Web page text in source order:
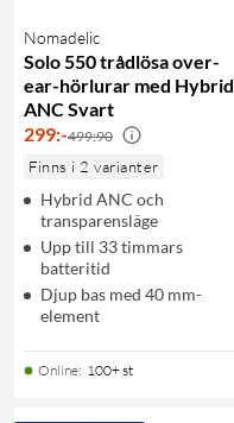
Nomadelic
Solo 550 trådlösa over-
ear-hörlurar med Hybrid
ANC Svart
299:-499:90
Finns i 2 varianter
Hybrid ANC och
transparensläge
Upp till 33 timmars
batteritid
Djup bas med 40 mm-
element
Online: 100+ st